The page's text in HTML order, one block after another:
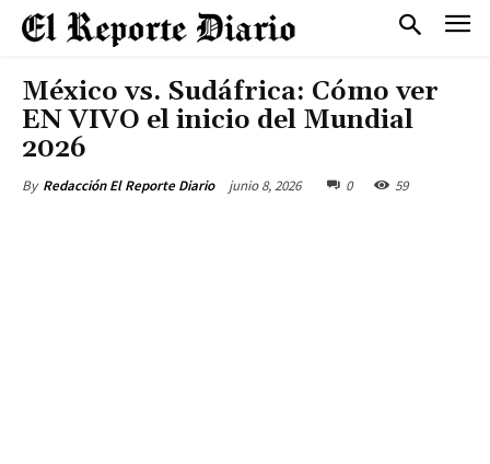
México vs. Sudáfrica: Cómo ver
EN VIVO el inicio del Mundial
2026
By Redacción El Reporte Diario junio 8, 2026 0 59